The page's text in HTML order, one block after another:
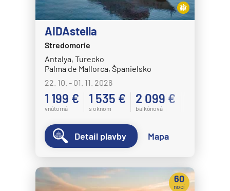
AIDAstella
Stredomorie
Antalya, Turecko
Palma de Mallorca, Španielsko
22. 10. - 01. 11. 2026
1 199 €
vnútorná
1 535 €
s oknom
2 099 €
balkónová
Detail plavby Mapa
60
nocí